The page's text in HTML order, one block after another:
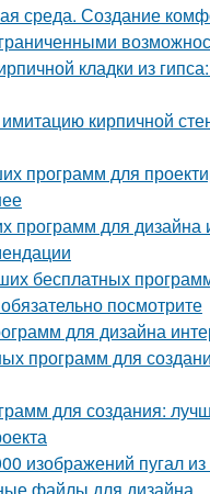
среда. Создание
кладки из
имитацию кирпичной
программ для
программ для дизайна
бесплатных
посмотрите
для дизайна
программ для
для создания:
изображений пугал
файлы для дизайна